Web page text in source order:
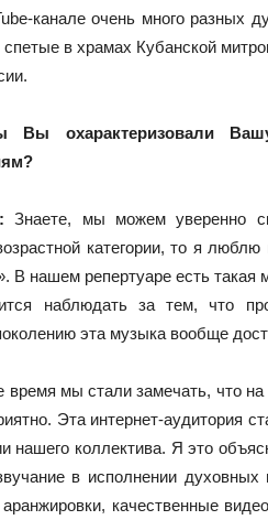
канале очень много разных
спетые в храмах Кубанской
охарактеризовали
Знаете, мы можем уверенно
категории, то я
В нашем репертуаре есть такая
наблюдать за тем, что
эта музыка вообще
время мы стали замечать, что
Эта интернет-аудитория
нашего коллектива. Я это
в исполнении
качественные